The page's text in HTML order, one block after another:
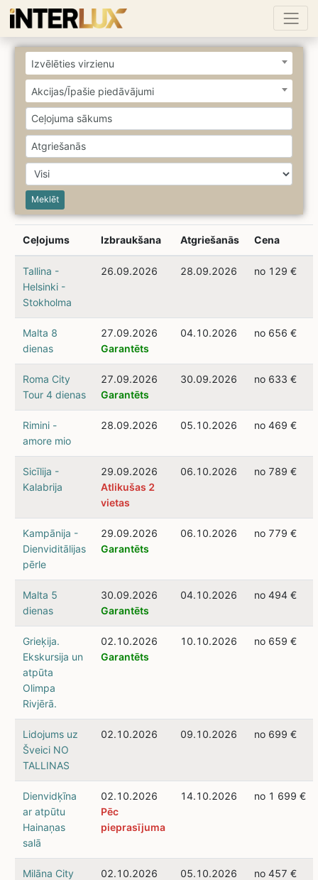
Izvēlēties virzienu
Akcijas/Īpašie piedāvājumi
Meklēt
Ceļojums Izbraukšana Atgriešanās Cena
Tallina -
Helsinki -
Stokholma
26.09.2026 28.09.2026 no 129 €
Malta 8
dienas
27.09.2026
Garantēts
04.10.2026 no 656 €
Roma City
Tour 4 dienas
27.09.2026
Garantēts
30.09.2026 no 633 €
Rimini -
amore mio
28.09.2026 05.10.2026 no 469 €
Sicīlija -
Kalabrija
29.09.2026
Atlikušas 2
vietas
06.10.2026 no 789 €
Kampānija -
Dienviditālijas
pērle
29.09.2026
Garantēts
06.10.2026 no 779 €
Malta 5
dienas
30.09.2026
Garantēts
04.10.2026 no 494 €
Grieķija.
Ekskursija un
atpūta
Olimpa
Rivjērā.
02.10.2026
Garantēts
10.10.2026 no 659 €
Lidojums uz
Šveici NO
TALLINAS
02.10.2026 09.10.2026 no 699 €
Dienvidķīna
ar atpūtu
Hainaņas
salā
02.10.2026
Pēc
pieprasījuma
14.10.2026 no 1 699 €
Milāna City
02.10.2026
05.10.2026 no 457 €